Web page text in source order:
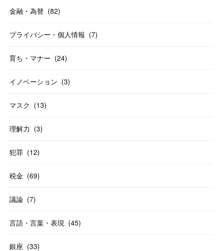
金融・為替 (82)
プライバシー・個人情報 (7)
育ち・マナー (24)
イノベーション (3)
マスク (13)
理解力 (3)
犯罪 (12)
税金 (69)
議論 (7)
言語・言葉・表現 (45)
銀座 (33)